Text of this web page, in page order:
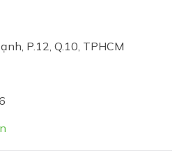
P.12, Q.10, TPHCM